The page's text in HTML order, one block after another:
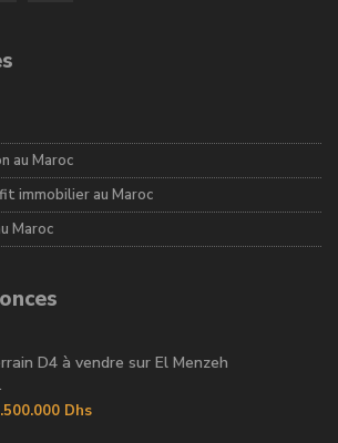
au Maroc
immobilier au Maroc
Maroc
D4 à vendre sur El Menzeh
Dhs